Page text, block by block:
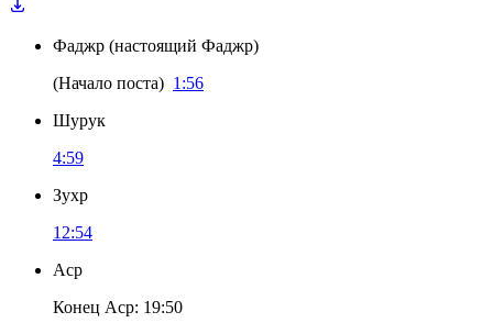
Фаджр (настоящий Фаджр)
(Начало поста) 1:56
Шурук
4:59
Зухр
12:54
Аср
Конец Аср: 19:50